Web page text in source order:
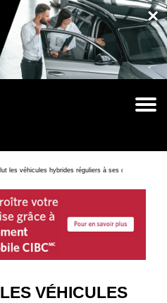
×
les véhicules hybrides réguliers à ses objectifs de
VÉHICULES